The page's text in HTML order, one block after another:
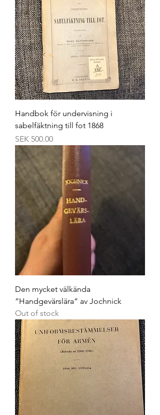
Handbok för undervisning i
sabelfäktning till fot 1868
Price
SEK 500.00
Den mycket välkända
”Handgevärslära” av Jochnick
Out of stock